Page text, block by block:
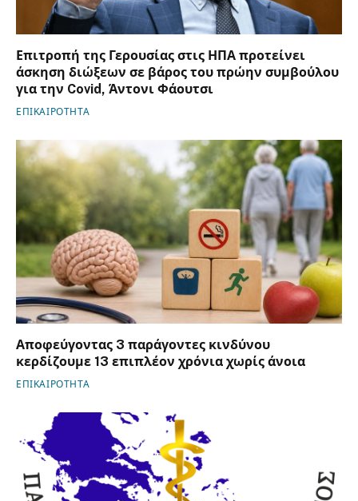
Επιτροπή της Γερουσίας στις ΗΠΑ προτείνει
άσκηση διώξεων σε βάρος του πρώην συμβούλου
για την Covid, Άντονι Φάουτσι
ΕΠΙΚΑΙΡΟΤΗΤΑ
Αποφεύγοντας 3 παράγοντες κινδύνου
κερδίζουμε 13 επιπλέον χρόνια χωρίς άνοια
ΕΠΙΚΑΙΡΟΤΗΤΑ